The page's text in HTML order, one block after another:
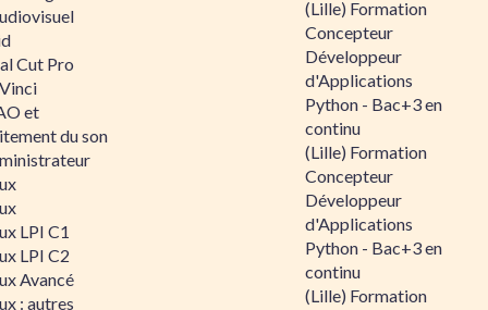
Cut Pro
et
du son
LPI C1
LPI C2
Avancé
: autres
(Lille) Formation
Concepteur
Développeur
d'Applications
Python - Bac+3 en
continu
(Lille) Formation
Concepteur
Développeur
d'Applications
Python - Bac+3 en
continu
(Lille) Formation